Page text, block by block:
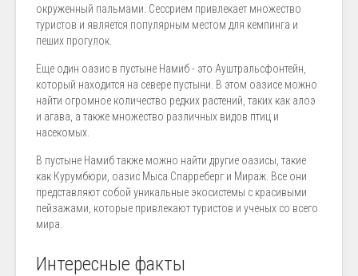
окруженный пальмами. Сессрием привлекает множество
туристов и является популярным местом для кемпинга и
пеших прогулок.
Еще один оазис в пустыне Намиб - это Ауштральсфонтейн,
который находится на севере пустыни. В этом оазисе можно
найти огромное количество редких растений, таких как алоэ
и агава, а также множество различных видов птиц и
насекомых.
В пустыне Намиб также можно найти другие оазисы, такие
как Курумбюри, оазис Мыса Спарреберг и Мираж. Все они
представляют собой уникальные экосистемы с красивыми
пейзажами, которые привлекают туристов и ученых со всего
мира.
Интересные факты